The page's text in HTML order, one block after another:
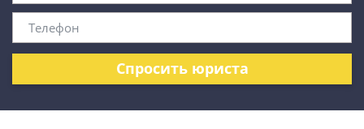
Спросить юриста